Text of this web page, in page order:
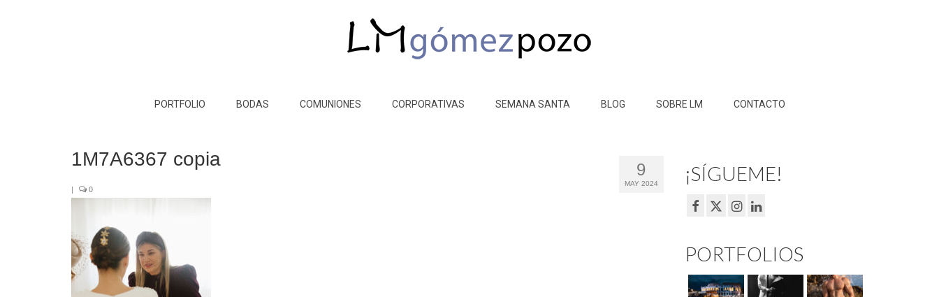
PORTFOLIO BODAS COMUNIONES CORPORATIVAS SEMANA SANTA BLOG SOBRE LM CONTACTO
9
MAY 2024
1M7A6367 copia
| 0
¡SÍGUEME!
PORTFOLIOS